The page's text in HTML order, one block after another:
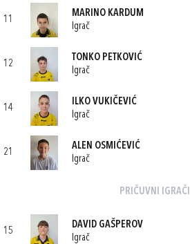
11
MARINO KARDUM
Igrač
12
TONKO PETKOVIĆ
Igrač
14
ILKO VUKIČEVIĆ
Igrač
21
ALEN OSMIĆEVIĆ
Igrač
PRIČUVNI IGRAČI
15
DAVID GAŠPEROV
Igrač